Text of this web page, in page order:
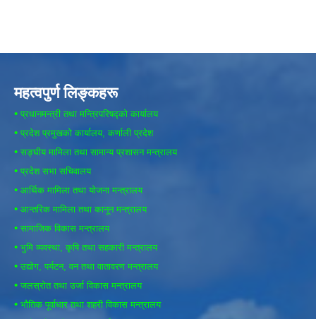
महत्वपुर्ण लिङ्कहरू
• प्रधानमन्त्री तथा मन्त्रिपरिषद्को कार्यालय
• प्रदेश प्रमुखको कार्यालय, कर्णाली प्रदेश
• सङ्घीय मामिला तथा सामान्य प्रशासन मन्त्रालय
• प्रदेश सभा सचिवालय
• आर्थिक मामिला तथा योजना मन्त्रालय
• आन्तरिक मामिला तथा कानून मन्त्रालय
• सामाजिक विकास मन्त्रालय
• भुमि व्यवस्था, कृषि तथा सहकारी मन्त्रालय
• उद्योग, पर्यटन, वन तथा वातावरण मन्त्रालय
• जलस्रोत तथा उर्जा विकास मन्त्रालय
• भौतिक पूर्वाधार तथा शहरी विकास मन्त्रालय